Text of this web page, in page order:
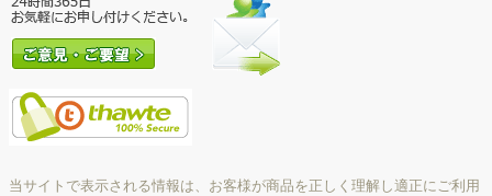
当サイトで表示される情報は、お客様が商品を正しく理解し適正にご利用